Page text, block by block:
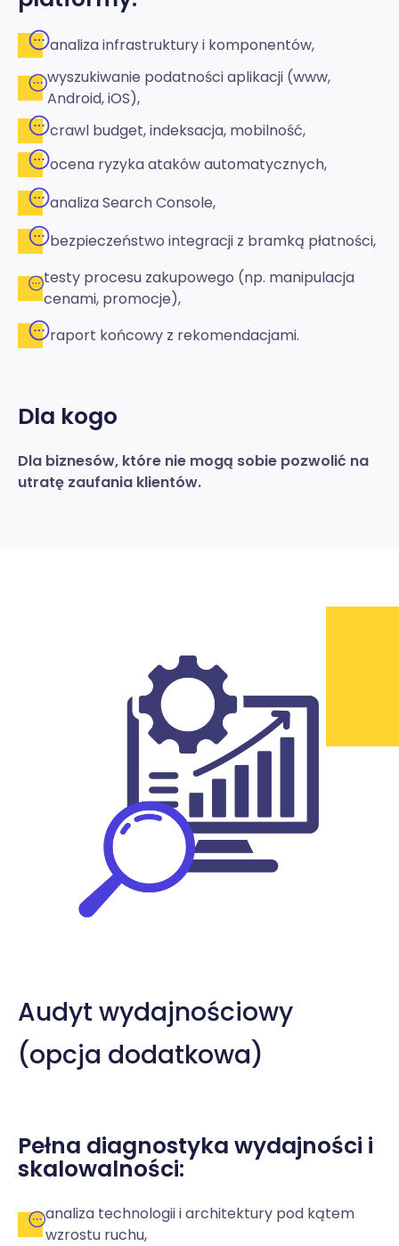
analiza infrastruktury i komponentów,
wyszukiwanie podatności aplikacji (www,
Android, iOS),
crawl budget, indeksacja, mobilność,
ocena ryzyka ataków automatycznych,
analiza Search Console,
bezpieczeństwo integracji z bramką płatności,
testy procesu zakupowego (np. manipulacja
cenami, promocje),
raport końcowy z rekomendacjami.
Dla kogo
Dla biznesów, które nie mogą sobie pozwolić na
utratę zaufania klientów.
Audyt wydajnościowy
(opcja dodatkowa)
Pełna diagnostyka wydajności i
skalowalności:
analiza technologii i architektury pod kątem
wzrostu ruchu,